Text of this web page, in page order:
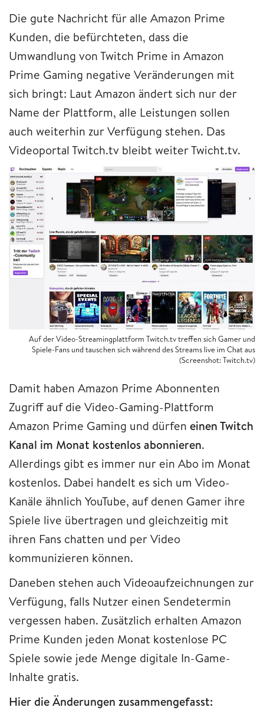
Die gute Nachricht für alle Amazon Prime
Kunden, die befürchteten, dass die
Umwandlung von Twitch Prime in Amazon
Prime Gaming negative Veränderungen mit
sich bringt: Laut Amazon ändert sich nur der
Name der Plattform, alle Leistungen sollen
auch weiterhin zur Verfügung stehen. Das
Videoportal Twitch.tv bleibt weiter Twicht.tv.
Auf der Video-Streamingplattform Twitch.tv treffen sich Gamer und
Spiele-Fans und tauschen sich während des Streams live im Chat aus
(Screenshot: Twitch.tv)
Damit haben Amazon Prime Abonnenten
Zugriff auf die Video-Gaming-Plattform
Amazon Prime Gaming und dürfen einen Twitch
Kanal im Monat kostenlos abonnieren.
Allerdings gibt es immer nur ein Abo im Monat
kostenlos. Dabei handelt es sich um Video-
Kanäle ähnlich YouTube, auf denen Gamer ihre
Spiele live übertragen und gleichzeitig mit
ihren Fans chatten und per Video
kommunizieren können.
Daneben stehen auch Videoaufzeichnungen zur
Verfügung, falls Nutzer einen Sendetermin
vergessen haben. Zusätzlich erhalten Amazon
Prime Kunden jeden Monat kostenlose PC
Spiele sowie jede Menge digitale In-Game-
Inhalte gratis.
Hier die Änderungen zusammengefasst: